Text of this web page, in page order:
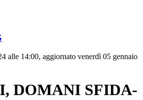
alle 14:00, aggiornato venerdì 05 gennaio
DOMANI SFIDA-